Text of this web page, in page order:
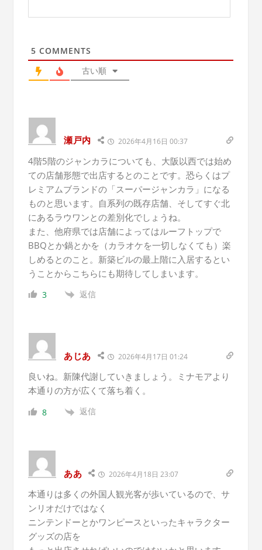
5 COMMENTS
古い順
瀬戸内 2026年4月16日 00:37
4階5階のジャンカラについても、大阪以西では始め
ての店舗形態で出店するとのことです。恐らくはプ
レミアムブランドの「スーパージャンカラ」になる
ものと思います。自系列の既存店舗、そしてすぐ北
にあるラウワンとの差別化でしょうね。
また、他府県では店舗によってはルーフトップで
BBQとか鍋とかを（カラオケを一切しなくても）楽
しめるとのこと。新築ビルの最上階に入居するとい
うことからこちらにも期待してしまいます。
3 返信
あじあ 2026年4月17日 01:24
良いね。新陳代謝していきましょう。ミナモアより
本通りの方が広くて落ち着く。
8 返信
ああ 2026年4月18日 23:07
本通りは多くの外国人観光客が歩いているので、サ
ンリオだけではなく
ニンテンドーとかワンピースといったキャラクター
グッズの店を